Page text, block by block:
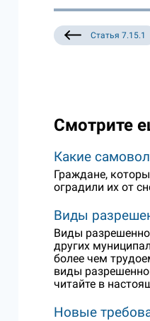
Статья 7.15.1
Смотрите
Какие
Граждане,
оградили их от
Виды
Виды
других
более чем
виды
читайте в
Новые